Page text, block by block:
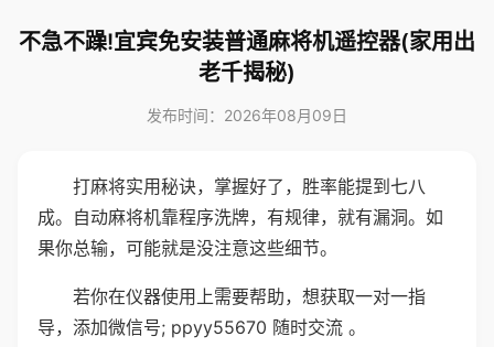
不急不躁!宜宾免安装普通麻将机遥控器(家用出
老千揭秘)
发布时间：2026年08月09日
打麻将实用秘诀，掌握好了，胜率能提到七八
成。自动麻将机靠程序洗牌，有规律，就有漏洞。如
果你总输，可能就是没注意这些细节。
若你在仪器使用上需要帮助，想获取一对一指
导，添加微信号; ppyy55670 随时交流 。